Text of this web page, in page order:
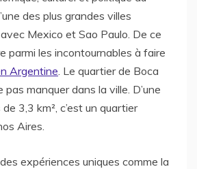
des plus grandes villes
Mexico et Sao Paulo. De ce
parmi les incontournables à faire
Argentine . Le quartier de Boca
manquer dans la ville. D’une
3,3 km², c’est un quartier
Aires.
expériences uniques comme la